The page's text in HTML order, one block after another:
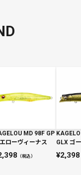
MD 98F GP
ローヴィーナス
（税込）
GLX ゴ
2,398